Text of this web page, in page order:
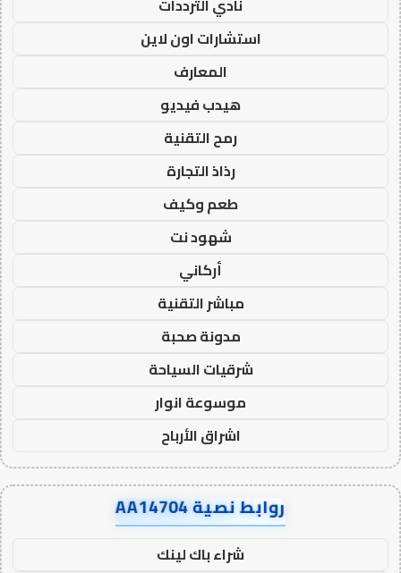
نادي الترددات
استشارات اون لاين
المعارف
هيدب فيديو
رمح التقنية
رذاذ التجارة
طعم وكيف
شهود نت
أركاني
مباشر التقنية
مدونة صحبة
شرقيات السياحة
موسوعة انوار
اشراق الأرباح
روابط نصية AA14704
شراء باك لينك